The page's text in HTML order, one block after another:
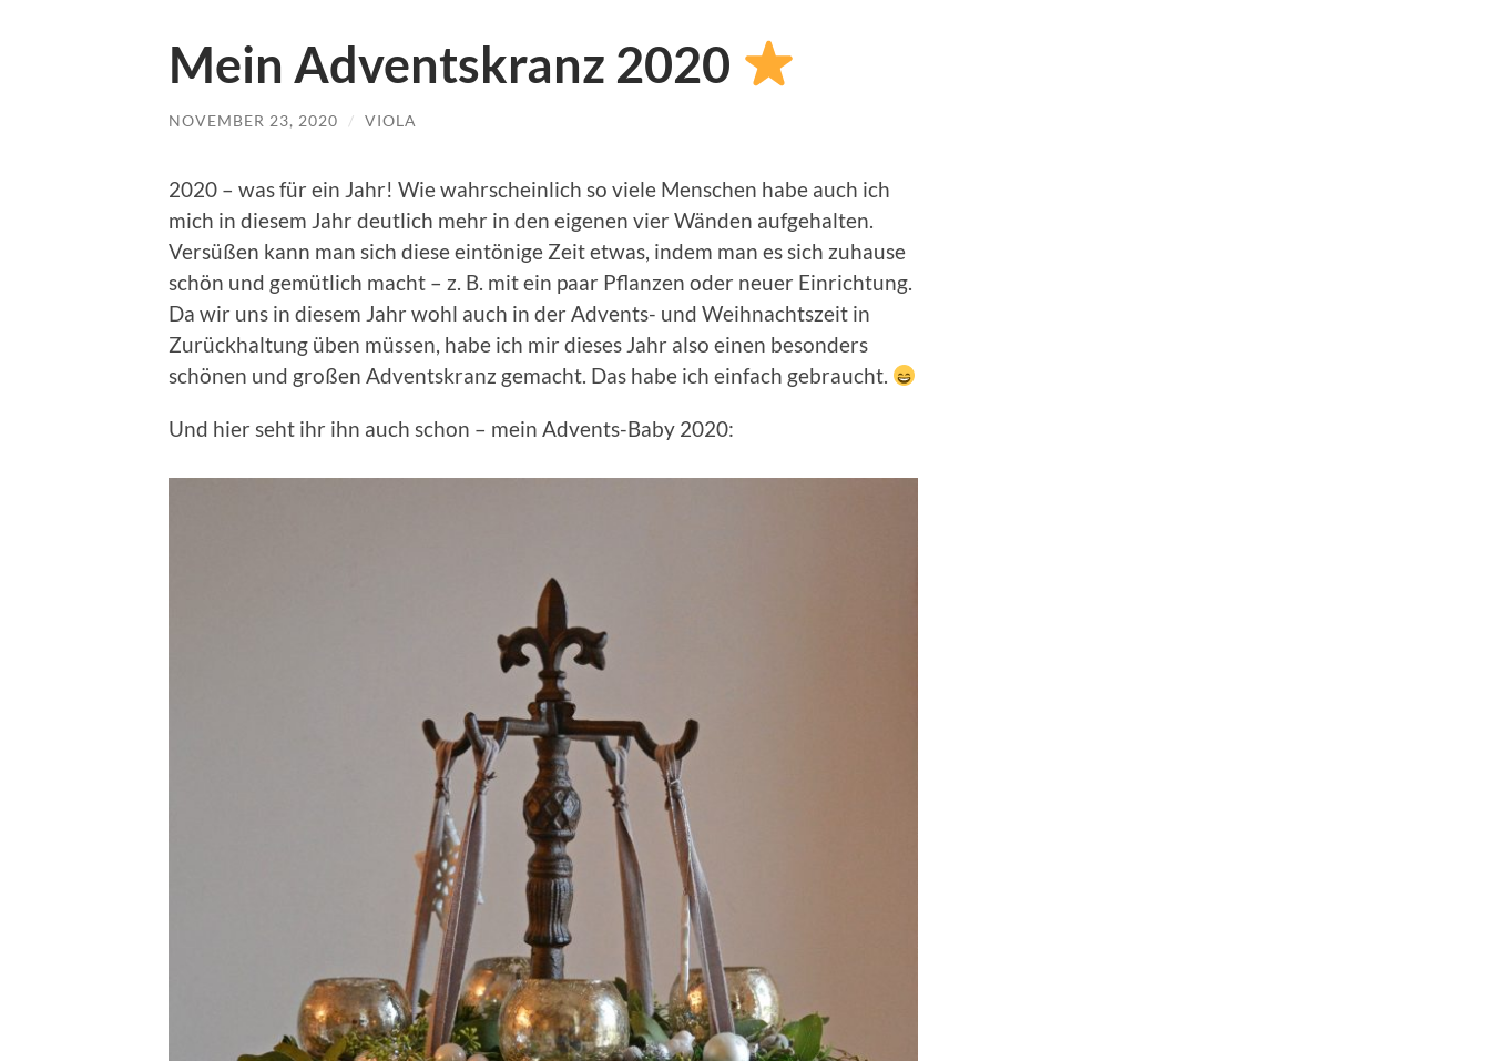
Mein Adventskranz 2020
NOVEMBER 23, 2020 / VIOLA
2020 – was für ein Jahr! Wie wahrscheinlich so viele Menschen habe auch ich
mich in diesem Jahr deutlich mehr in den eigenen vier Wänden aufgehalten.
Versüßen kann man sich diese eintönige Zeit etwas, indem man es sich zuhause
schön und gemütlich macht – z. B. mit ein paar Pflanzen oder neuer Einrichtung.
Da wir uns in diesem Jahr wohl auch in der Advents- und Weihnachtszeit in
Zurückhaltung üben müssen, habe ich mir dieses Jahr also einen besonders
schönen und großen Adventskranz gemacht. Das habe ich einfach gebraucht.
Und hier seht ihr ihn auch schon – mein Advents-Baby 2020: